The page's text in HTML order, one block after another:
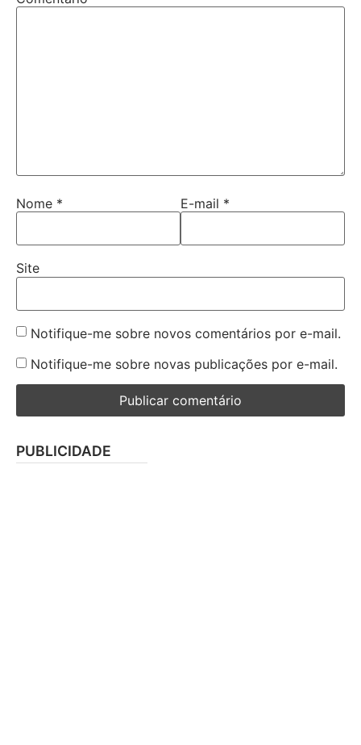
Nome * E-mail *
Site
Notifique-me sobre novos comentários por e-mail.
Notifique-me sobre novas publicações por e-mail.
PUBLICIDADE